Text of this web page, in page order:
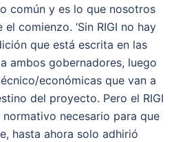
común y es lo que nosotros
comienzo. ‘Sin RIGI no hay
que está escrita en las
ambos gobernadores, luego
económicas que van a
del proyecto. Pero el RIGI
necesario para que
hasta ahora solo adhirió